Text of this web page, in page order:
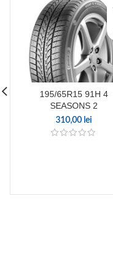
195/65R15 91H 4
SEASONS 2
310,00 lei